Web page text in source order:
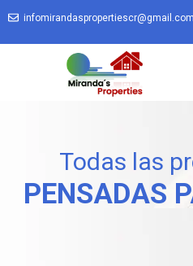
infomirandaspropertiescr@gmail.com
Todas las
PENSADAS